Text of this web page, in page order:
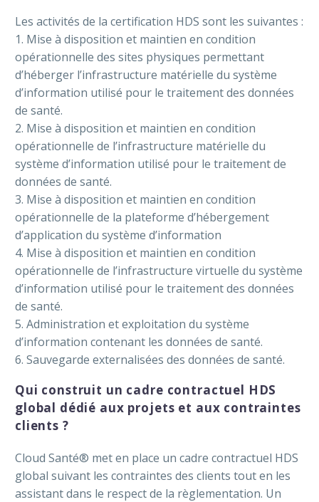
Les activités de la certification HDS sont les suivantes :
1. Mise à disposition et maintien en condition
opérationnelle des sites physiques permettant
d’héberger l’infrastructure matérielle du système
d’information utilisé pour le traitement des données
de santé.
2. Mise à disposition et maintien en condition
opérationnelle de l’infrastructure matérielle du
système d’information utilisé pour le traitement de
données de santé.
3. Mise à disposition et maintien en condition
opérationnelle de la plateforme d’hébergement
d’application du système d’information
4. Mise à disposition et maintien en condition
opérationnelle de l’infrastructure virtuelle du système
d’information utilisé pour le traitement des données
de santé.
5. Administration et exploitation du système
d’information contenant les données de santé.
6. Sauvegarde externalisées des données de santé.
Qui construit un cadre contractuel HDS
global dédié aux projets et aux contraintes
clients ?
Cloud Santé® met en place un cadre contractuel HDS
global suivant les contraintes des clients tout en les
assistant dans le respect de la règlementation. Un